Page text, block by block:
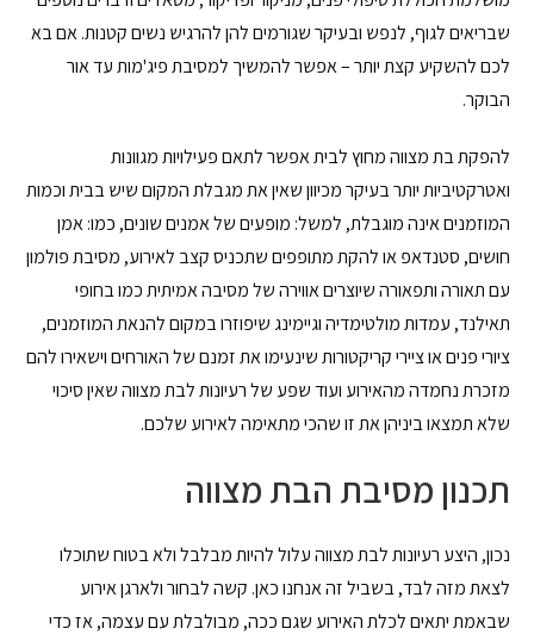
שבריאים לגוף, לנפש ובעיקר שגורמים להן להרגיש נשים קטנות. אם בא
לכם להשקיע קצת יותר – אפשר להמשיך למסיבת פיג'מות עד אור
הבוקר.
להפקת בת מצווה מחוץ לבית אפשר לתאם פעילויות מגוונות
ואטרקטיביות יותר בעיקר מכיוון שאין את מגבלת המקום שיש בבית וכמות
המוזמנים אינה מוגבלת, למשל: מופעים של אמנים שונים, כמו: אמן
חושים, סטנדאפ או להקת מתופפים שתכניס קצב לאירוע, מסיבת פולמון
עם תאורה ותפאורה שיוצרים אווירה של מסיבה אמיתית כמו בחופי
תאילנד, עמדות מולטימדיה וגיימינג שיפוזרו במקום להנאת המוזמנים,
ציורי פנים או ציירי קריקטורות שינעימו את זמנם של האורחים וישאירו להם
מזכרת נחמדה מהאירוע ועוד שפע של רעיונות לבת מצווה שאין סיכוי
שלא תמצאו ביניהן את זו שהכי מתאימה לאירוע שלכם.
תכנון מסיבת הבת מצווה
נכון, היצע רעיונות לבת מצווה עלול להיות מבלבל ולא בטוח שתוכלו
לצאת מזה לבד, בשביל זה אנחנו כאן. קשה לבחור ולארגן אירוע
שבאמת יתאים לכלת האירוע שגם ככה, מבולבלת עם עצמה, אז כדי